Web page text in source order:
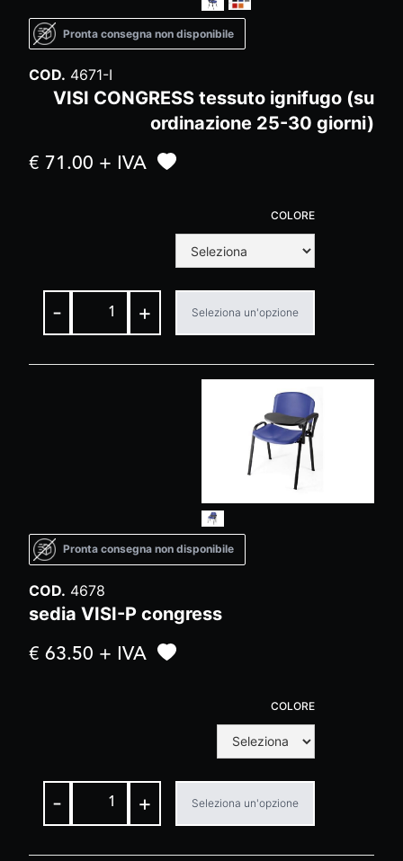
Pronta consegna non disponibile
COD. 4671-I
VISI CONGRESS tessuto ignifugo (su
ordinazione 25-30 giorni)
€ 71.00 + IVA
COLORE
- + Seleziona un'opzione
Pronta consegna non disponibile
COD. 4678
sedia VISI-P congress
€ 63.50 + IVA
COLORE
- + Seleziona un'opzione